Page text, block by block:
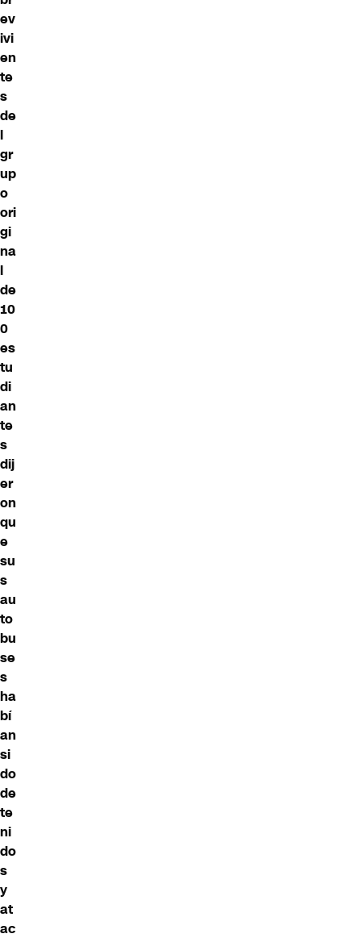
ev
ivi
en
te
s
de
l
gr
up
o
ori
gi
na
l
de
10
0
es
tu
di
an
te
s
dij
er
on
qu
e
su
s
au
to
bu
se
s
ha
bí
an
si
do
de
te
ni
do
s
y
at
ac